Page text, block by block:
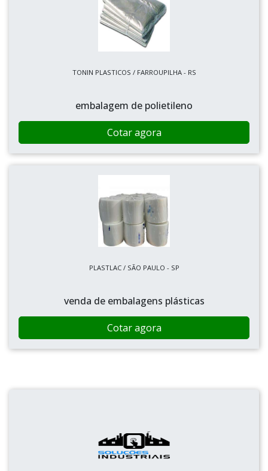
TONIN PLASTICOS / FARROUPILHA - RS
embalagem de polietileno
Cotar agora
PLASTLAC / SÃO PAULO - SP
venda de embalagens plásticas
Cotar agora